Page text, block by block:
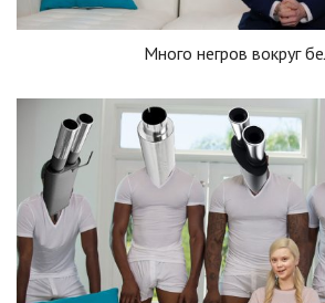
Много негров вокруг